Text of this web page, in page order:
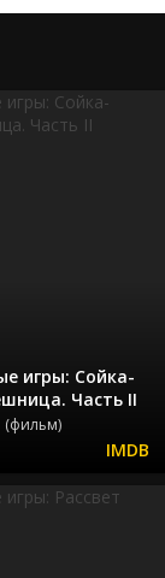
игры: Сойка-
Часть II
(фильм)